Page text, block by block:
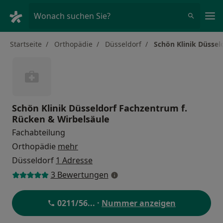
Wonach suchen Sie?
Startseite Orthopädie Düsseldorf Schön Klinik
Schön Klinik Düsseldorf Fachzentrum f.
Rücken & Wirbelsäule
Fachabteilung
Orthopädie mehr
Düsseldorf 1 Adresse
3 Bewertungen
0211/56... · Nummer anzeigen